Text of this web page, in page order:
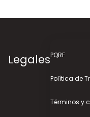
LegalesPQRF
Política de
Términos y